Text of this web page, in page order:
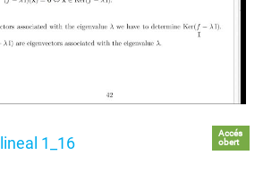
1_16
Accés
obert